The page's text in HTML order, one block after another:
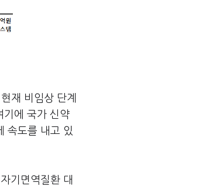
재 비임상 단계
에 국가 신약
속도를 내고 있
기면역질환 대